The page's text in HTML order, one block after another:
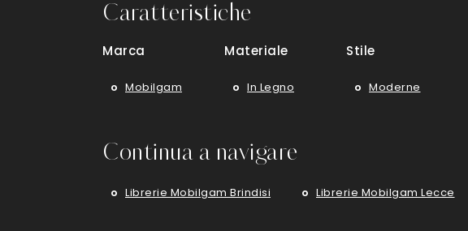
Caratteristiche
Marca
Mobilgam
Materiale
In Legno
Stile
Moderne
Continua a navigare
Librerie Mobilgam Brindisi Librerie Mobilgam Lecce